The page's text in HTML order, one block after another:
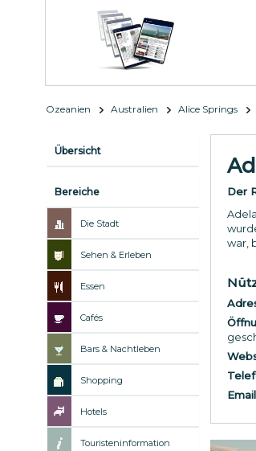
Ozeanien Australien Alice Springs
Übersicht
Bereiche
Die Stadt
Sehen & Erleben
Essen
Cafés
Bars & Nachtleben
Shopping
Hotels
Touristeninformation
Der
war,